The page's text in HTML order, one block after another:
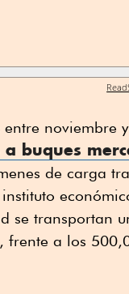
noviembre
buques
de carga
se transportan
frente a los